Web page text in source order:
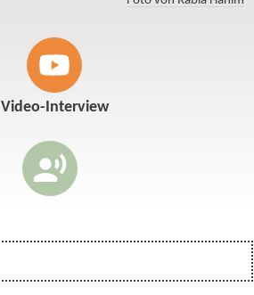
Video-Interview